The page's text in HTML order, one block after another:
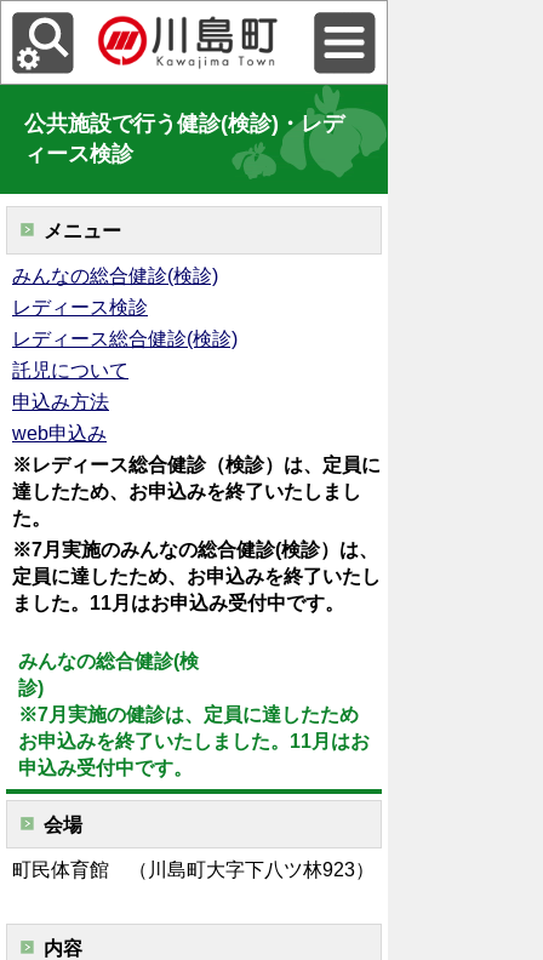
公共施設で行う健診(検診)・レデ
ィース検診
メニュー
みんなの総合健診(検診)
レディース検診
レディース総合健診(検診)
託児について
申込み方法
web申込み
※レディース総合健診（検診）は、定員に
達したため、お申込みを終了いたしまし
た。
※7月実施のみんなの総合健診(検診）は、
定員に達したため、 お申込みを終了いたし
ました。 11月はお申込み受付中です。
みんなの総合健診(検
診
※7月実施の健診は、定員に達したため
お申込みを終了いたしました。11月はお
申込み受付中です。
会場
町民体育館 （川島町大字下八ツ林923）
内容